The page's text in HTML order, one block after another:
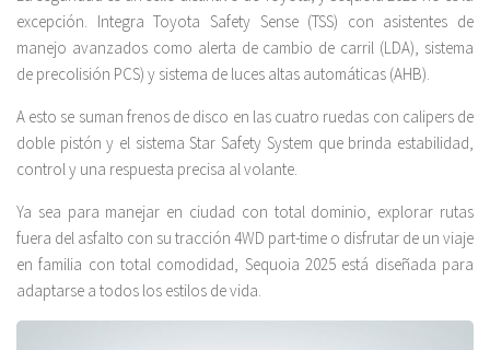
excepción. Integra Toyota Safety Sense (TSS) con asistentes de
manejo avanzados como alerta de cambio de carril (LDA), sistema
de precolisión PCS) y sistema de luces altas automáticas (AHB).
A esto se suman frenos de disco en las cuatro ruedas con calipers de
doble pistón y el sistema Star Safety System que brinda estabilidad,
control y una respuesta precisa al volante.
Ya sea para manejar en ciudad con total dominio, explorar rutas
fuera del asfalto con su tracción 4WD part-time o disfrutar de un viaje
en familia con total comodidad, Sequoia 2025 está diseñada para
adaptarse a todos los estilos de vida.